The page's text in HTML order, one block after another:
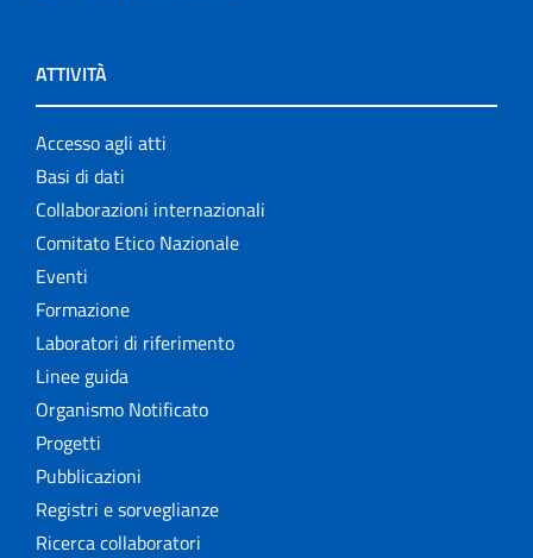
ATTIVITÀ
Accesso agli atti
Basi di dati
Collaborazioni internazionali
Comitato Etico Nazionale
Eventi
Formazione
Laboratori di riferimento
Linee guida
Organismo Notificato
Progetti
Pubblicazioni
Registri e sorveglianze
Ricerca collaboratori